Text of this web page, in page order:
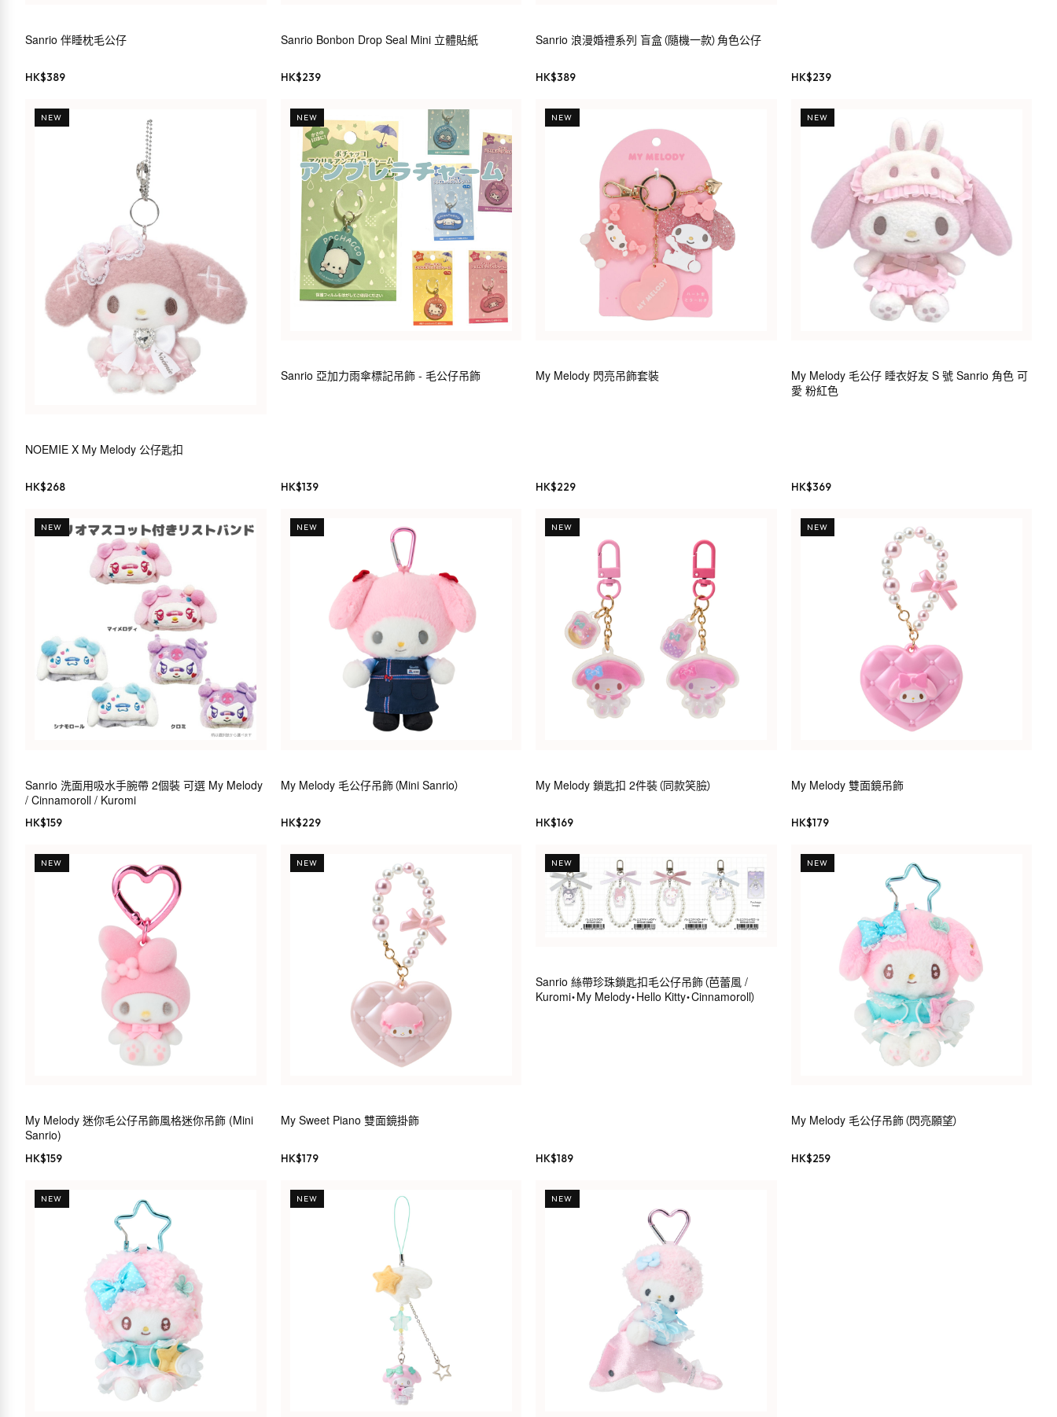
Sanrio 伴睡枕毛公仔
HK$389
Sanrio Bonbon Drop Seal Mini 立體貼紙
HK$239
Sanrio 浪漫婚禮系列 盲盒（隨機一款）角色公仔
HK$389 HK$239
NEW
NOEMIE X My Melody 公仔匙扣
HK$268
NEW
Sanrio 亞加力雨傘標記吊飾 - 毛公仔吊飾
HK$139
NEW
My Melody 閃亮吊飾套裝
HK$229
NEW
My Melody 毛公仔 睡衣好友 S 號 Sanrio 角色 可
愛 粉紅色
HK$369
NEW
Sanrio 洗面用吸水手腕帶 2個裝 可選 My Melody
/ Cinnamoroll / Kuromi
HK$159
NEW
My Melody 毛公仔吊飾（Mini Sanrio）
HK$229
NEW
My Melody 鎖匙扣 2件裝（同款笑臉）
HK$169
NEW
My Melody 雙面鏡吊飾
HK$179
NEW
My Melody 迷你毛公仔吊飾風格迷你吊飾 (Mini
Sanrio)
HK$159
NEW
My Sweet Piano 雙面鏡掛飾
HK$179
NEW
Sanrio 絲帶珍珠鎖匙扣毛公仔吊飾（芭蕾風 /
Kuromi・My Melody・Hello Kitty・Cinnamoroll）
HK$189
NEW
My Melody 毛公仔吊飾（閃亮願望）
HK$259
NEW NEW NEW